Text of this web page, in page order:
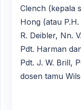
Clench (kepala
Hong (atau
R. Deibler, Nn.
Pdt. Harman
Pdt. J. W. Brill,
dosen tamu